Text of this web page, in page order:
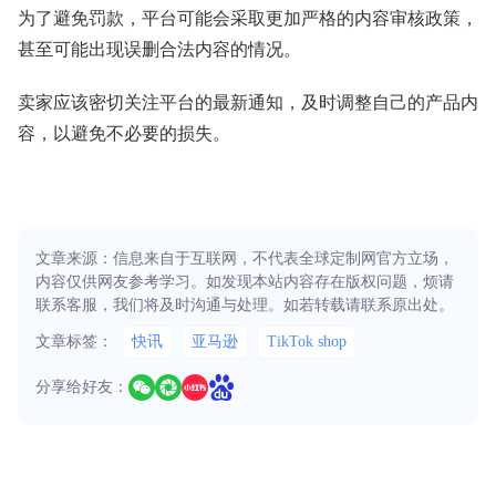
为了避免罚款，平台可能会采取更加严格的内容审核政策，
甚至可能出现误删合法内容的情况。
卖家应该密切关注平台的最新通知，及时调整自己的产品内
容，以避免不必要的损失。
文章来源：信息来自于互联网，不代表全球定制网官方立场，
内容仅供网友参考学习。如发现本站内容存在版权问题，烦请
联系客服，我们将及时沟通与处理。如若转载请联系原出处。
文章标签： 快讯 亚马逊 TikTok shop
分享给好友：